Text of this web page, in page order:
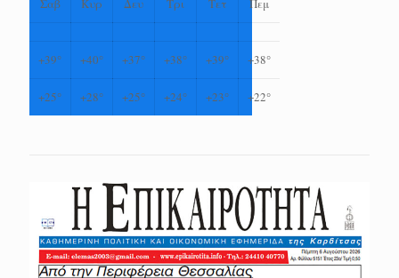
Σαβ
Κυρ Δευ Τρι Τετ Πεμ
+39° +40° +37° +38° +39° +38°
+25° +28° +25° +24° +23° +22°